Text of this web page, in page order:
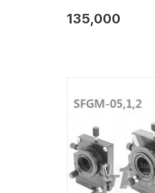
135,000